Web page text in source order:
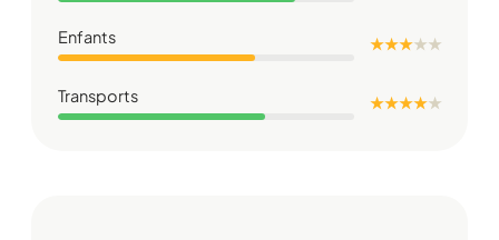
Enfants ★ ★ ★★★
Transports ★ ★ ★ ★★